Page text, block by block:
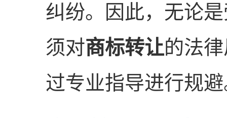
纠纷。因此，无论
须对商标转让的法
过专业指导进行规